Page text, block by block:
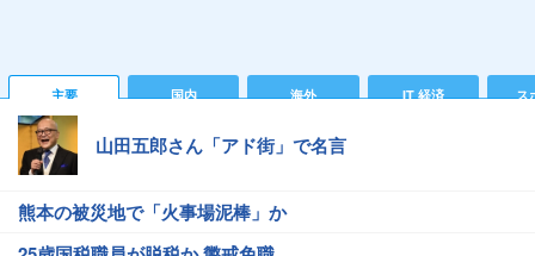
主要 国内 海外 IT 経済 ス
山田五郎さん「アド街」で名言
熊本の被災地で「火事場泥棒」か